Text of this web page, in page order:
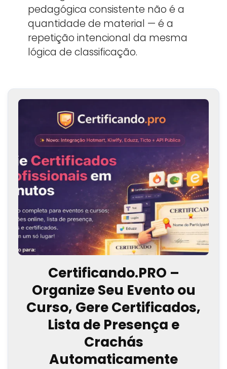
pedagógica consistente não é a
quantidade de material — é a
repetição intencional da mesma
lógica de classificação.
Certificando.PRO –
Organize Seu Evento ou
Curso, Gere Certificados,
Lista de Presença e
Crachás
Automaticamente